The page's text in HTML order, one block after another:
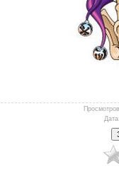
Просмотров
Дата